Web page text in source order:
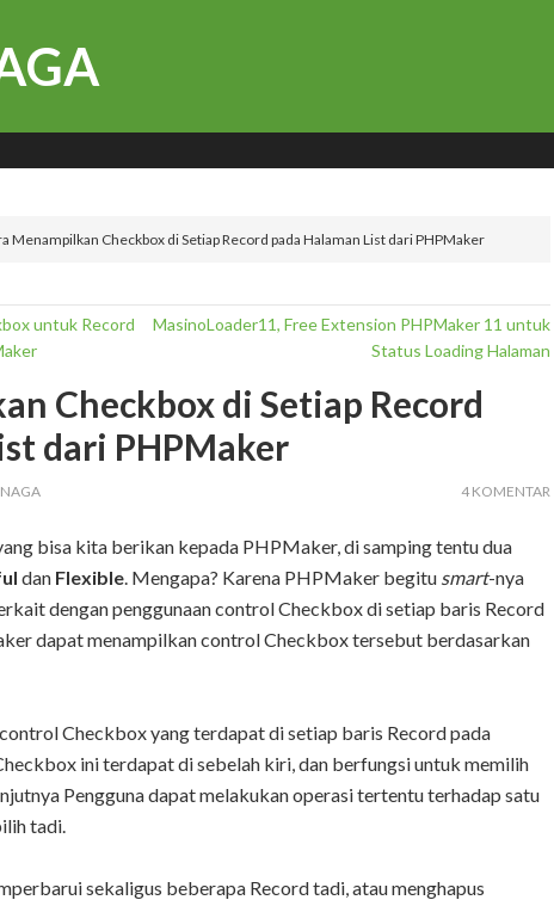
Menampilkan Checkbox di Setiap Record pada Halaman List dari PHPMaker
untuk Record
MasinoLoader11, Free Extension PHPMaker 11 untuk
Status Loading Halaman
Checkbox di Setiap Record
dari PHPMaker
4 KOMENTAR
bisa kita berikan kepada PHPMaker, di samping tentu dua
dan Flexible. Mengapa? Karena PHPMaker begitu smart-nya
dengan penggunaan control Checkbox di setiap baris Record
dapat menampilkan control Checkbox tersebut berdasarkan
Checkbox yang terdapat di setiap baris Record pada
ini terdapat di sebelah kiri, dan berfungsi untuk memilih
Pengguna dapat melakukan operasi tertentu terhadap satu
tadi.
sekaligus beberapa Record tadi, atau menghapus